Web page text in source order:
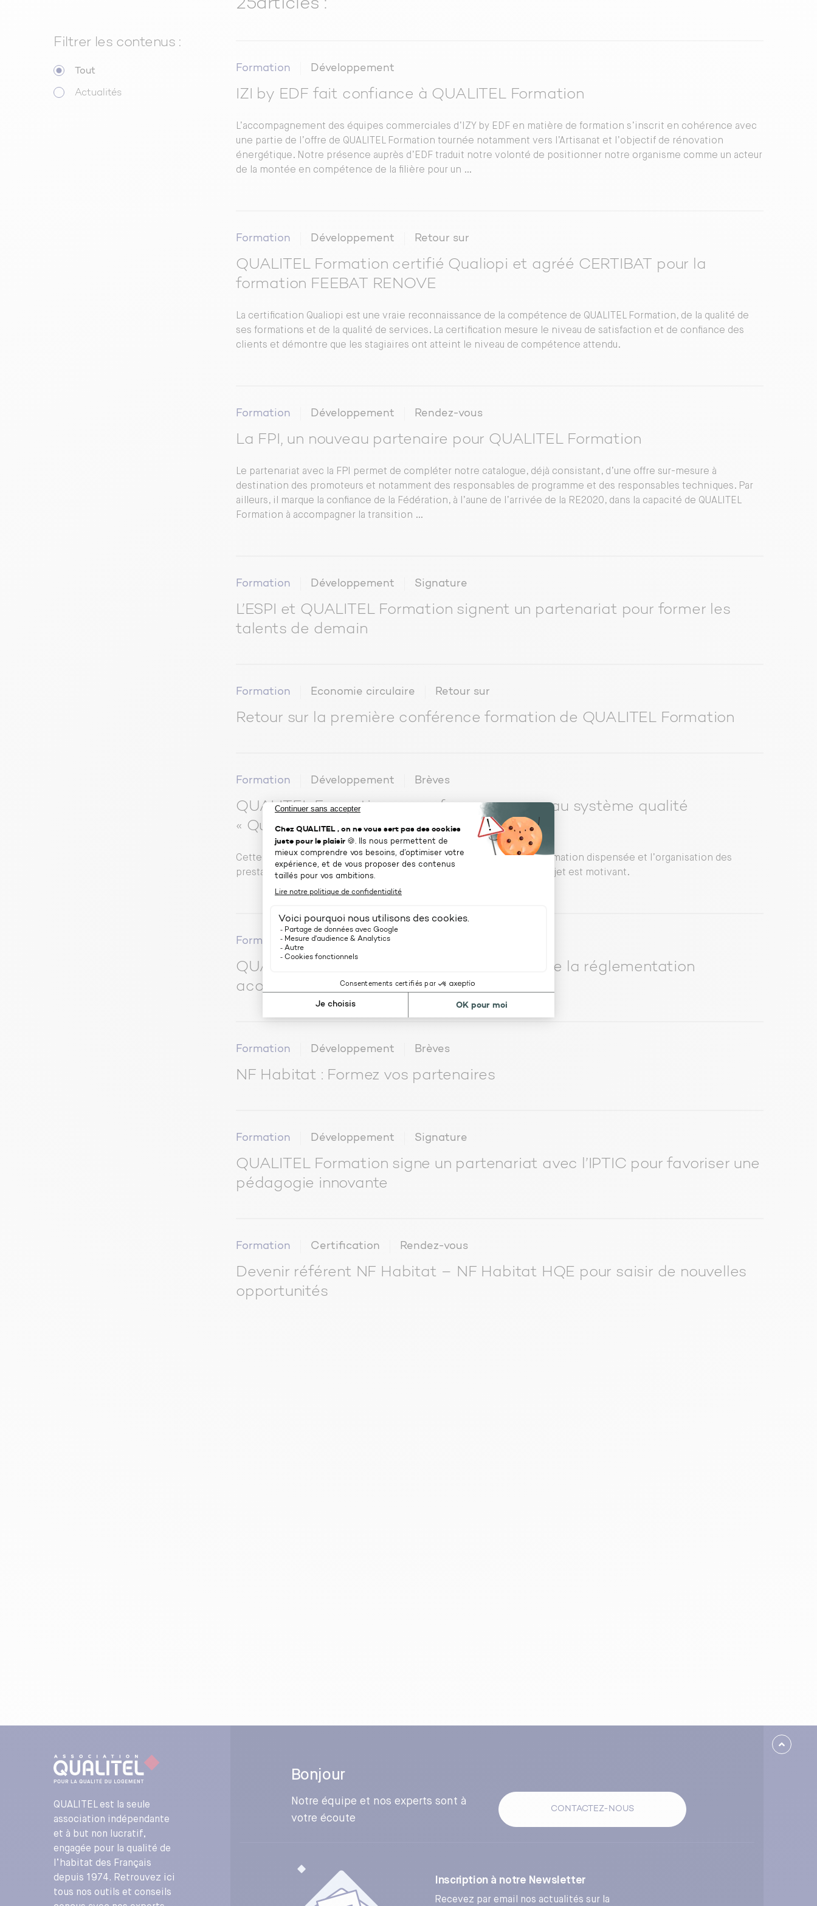
25articles :
Formation Développement
IZI by EDF fait confiance à QUALITEL Formation
L’accompagnement des équipes commerciales d’IZY by EDF en matière de formation s’inscrit en cohérence avec
une partie de l’offre de QUALITEL Formation tournée notamment vers l’Artisanat et l’objectif de rénovation
énergétique. Notre présence auprès d’EDF traduit notre volonté de positionner notre organisme comme un acteur
de la montée en compétence de la filière pour un …
Formation Développement Retour sur
QUALITEL Formation certifié Qualiopi et agréé CERTIBAT pour la
formation FEEBAT RENOVE
La certification Qualiopi est une vraie reconnaissance de la compétence de QUALITEL Formation, de la qualité de
ses formations et de la qualité de services. La certification mesure le niveau de satisfaction et de confiance des
clients et démontre que les stagiaires ont atteint le niveau de compétence attendu.
Formation Développement Rendez-vous
La FPI, un nouveau partenaire pour QUALITEL Formation
Le partenariat avec la FPI permet de compléter notre catalogue, déjà consistant, d’une offre sur-mesure à
destination des promoteurs et notamment des responsables de programme et des responsables techniques. Par
ailleurs, il marque la confiance de la Fédération, à l’aune de l’arrivée de la RE2020, dans la capacité de QUALITEL
Formation à accompagner la transition …
Formation Développement Signature
L’ESPI et QUALITEL Formation signent un partenariat pour former les
talents de demain
Formation Economie circulaire Retour sur
Retour sur la première conférence formation de QUALITEL Formation
Formation Développement Brèves
QUALITEL Formation se conforme au nouveau système qualité
« Qualiopi »
Cette nouvelle certification renforce le niveau de crédibilité de la formation dispensée et l’organisation des
prestataires, c’est une obligation de résultat en quelques sorte, le projet est motivant.
Formation Développement
QUALITEL Formation : maîtrisez les enjeux de la réglementation
acoustique
Formation Développement Brèves
NF Habitat : Formez vos partenaires
Formation Développement Signature
QUALITEL Formation signe un partenariat avec l’IPTIC pour favoriser une
pédagogie innovante
Formation Certification Rendez-vous
Devenir référent NF Habitat – NF Habitat HQE pour saisir de nouvelles
opportunités
Filtrer les contenus :
Tout
Actualités
QUALITEL est la seule
association indépendante
et à but non lucratif,
engagée pour la qualité de
l’habitat des Français
depuis 1974. Retrouvez ici
tous nos outils et conseils
Bonjour
Notre équipe et nos experts sont à
votre écoute
CONTACTEZ-NOUS
Inscription à notre Newsletter
Recevez par email nos actualités sur la